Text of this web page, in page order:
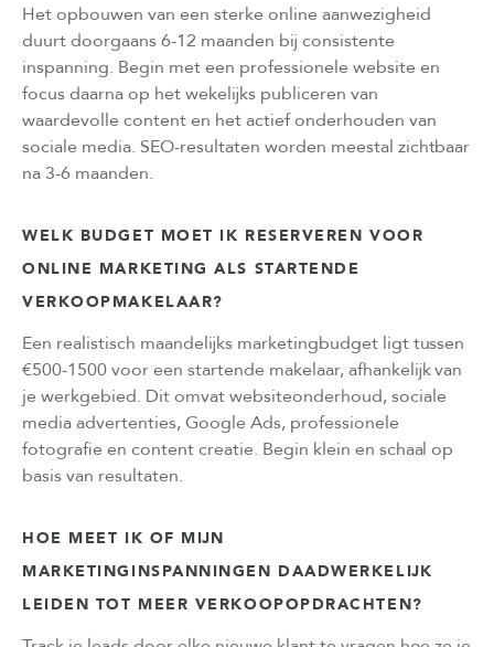
Het opbouwen van een sterke online aanwezigheid
duurt doorgaans 6-12 maanden bij consistente
inspanning. Begin met een professionele website en
focus daarna op het wekelijks publiceren van
waardevolle content en het actief onderhouden van
sociale media. SEO-resultaten worden meestal zichtbaar
na 3-6 maanden.
WELK BUDGET MOET IK RESERVEREN VOOR
ONLINE MARKETING ALS STARTENDE
VERKOOPMAKELAAR?
Een realistisch maandelijks marketingbudget ligt tussen
€500-1500 voor een startende makelaar, afhankelijk van
je werkgebied. Dit omvat websiteonderhoud, sociale
media advertenties, Google Ads, professionele
fotografie en content creatie. Begin klein en schaal op
basis van resultaten.
HOE MEET IK OF MIJN
MARKETINGINSPANNINGEN DAADWERKELIJK
LEIDEN TOT MEER VERKOOPOPDRACHTEN?